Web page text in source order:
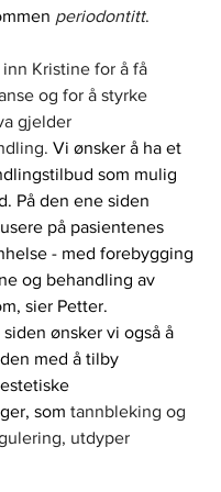
periodontitt.
Kristine for å få
og for å styrke
gjelder
Vi ønsker å ha et
som mulig
På den ene siden
på pasientenes
- med forebygging
og behandling av
sier Petter.
ønsker vi også å
med å tilby
som tannbleking og
utdyper